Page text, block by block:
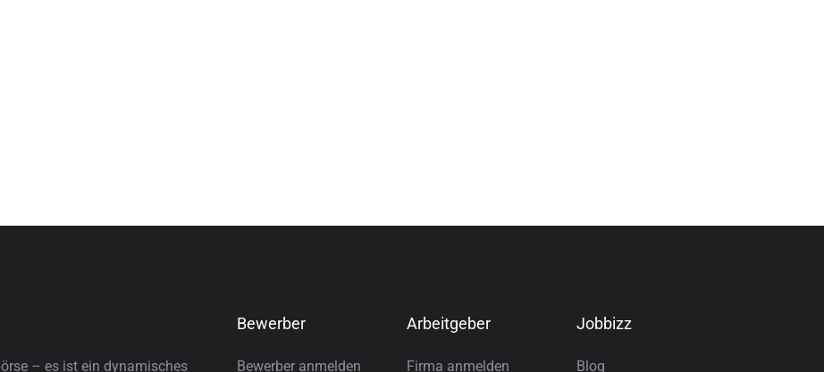
– es ist ein dynamisches
Bewerber
Bewerber anmelden
Arbeitgeber
Firma anmelden
Jobbizz
Blog